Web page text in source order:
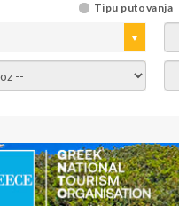
Tipu putovanja